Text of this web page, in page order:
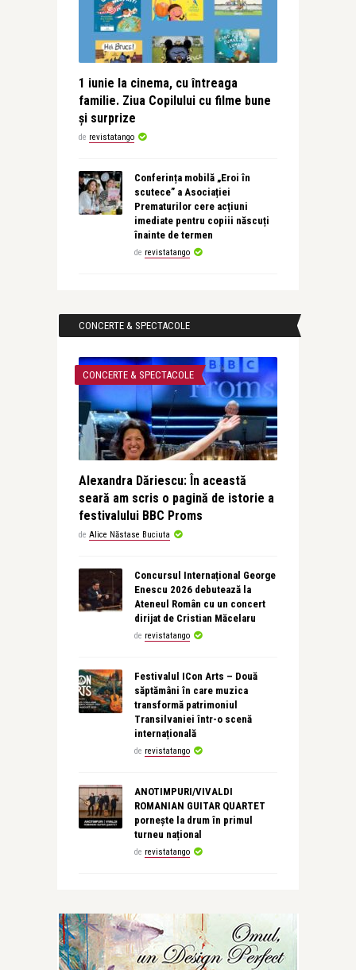
1 iunie la cinema, cu întreaga
familie. Ziua Copilului cu filme bune
și surprize
de revistatango
Conferința mobilă „Eroi în
scutece” a Asociației
Prematurilor cere acțiuni
imediate pentru copiii născuți
înainte de termen
de revistatango
CONCERTE & SPECTACOLE
CONCERTE & SPECTACOLE
Alexandra Dăriescu: În această
seară am scris o pagină de istorie a
festivalului BBC Proms
de Alice Năstase Buciuta
Concursul Internațional George
Enescu 2026 debutează la
Ateneul Român cu un concert
dirijat de Cristian Măcelaru
de revistatango
Festivalul ICon Arts – Două
săptămâni în care muzica
transformă patrimoniul
Transilvaniei într-o scenă
internațională
de revistatango
ANOTIMPURI/VIVALDI
ROMANIAN GUITAR QUARTET
pornește la drum în primul
turneu național
de revistatango